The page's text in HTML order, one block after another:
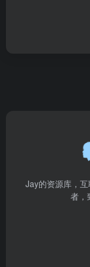
Jay的资源库，
者，